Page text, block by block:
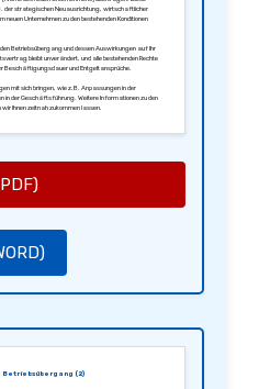
der strategischen Neuausrichtung, wirtschaftlicher
Unternehmen zu den bestehenden Konditionen
Betriebsübergang und dessen Auswirkungen auf Ihr
bleibt unverändert, und alle bestehenden Rechte
Beschäftigungsdauer und Entgeltansprüche.
mit sich bringen, wie z.B. Anpassungen in der
in der Geschäftsführung. Weitere Informationen zu den
Ihnen zeitnah zukommen lassen.
Betriebsübergang (2)